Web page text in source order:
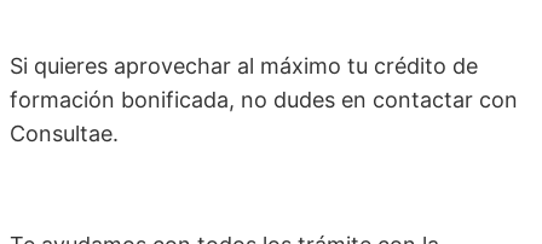
Si quieres aprovechar al máximo tu crédito de
formación bonificada, no dudes en contactar con
Consultae.